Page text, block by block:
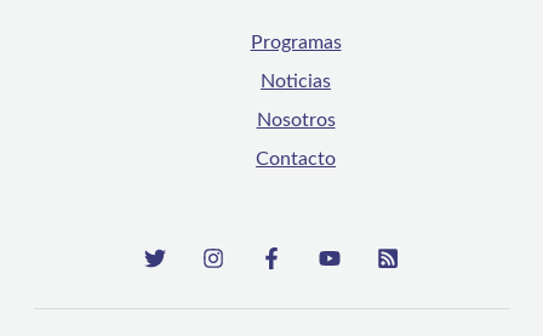
Programas
Noticias
Nosotros
Contacto